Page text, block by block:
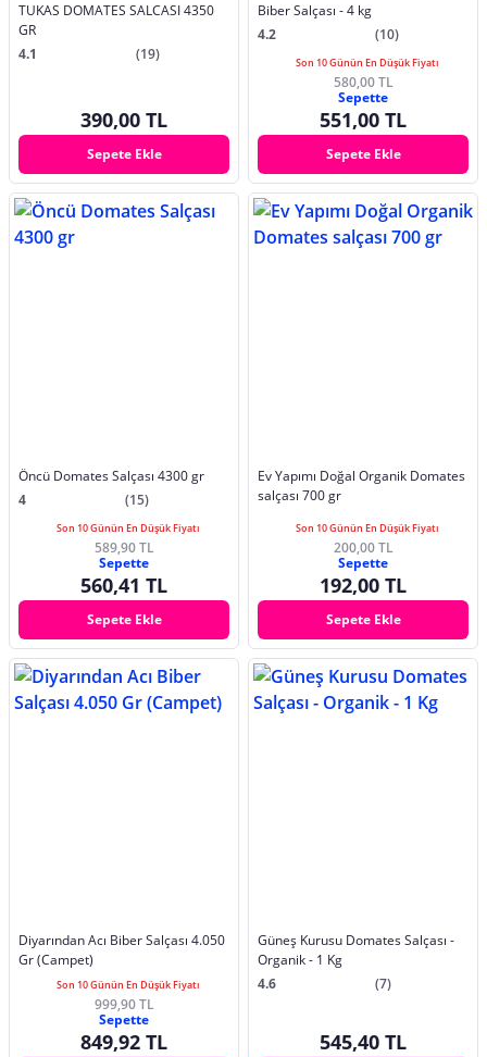
TUKAS DOMATES SALCASI 4350
GR
4.1
(19)
390,00 TL
Sepete Ekle
Biber Salçası - 4 kg
4.2
(10)
Son 10 Günün En Düşük Fiyatı
580,00 TL
Sepette
551,00 TL
Sepete Ekle
Öncü Domates Salçası 4300 gr
4
(15)
Son 10 Günün En Düşük Fiyatı
589,90 TL
Sepette
560,41 TL
Sepete Ekle
Ev Yapımı Doğal Organik Domates
salçası 700 gr
Son 10 Günün En Düşük Fiyatı
200,00 TL
Sepette
192,00 TL
Sepete Ekle
Diyarından Acı Biber Salçası 4.050
Gr (Campet)
Son 10 Günün En Düşük Fiyatı
999,90 TL
Sepette
849,92 TL
Güneş Kurusu Domates Salçası -
Organik - 1 Kg
4.6
(7)
545,40 TL